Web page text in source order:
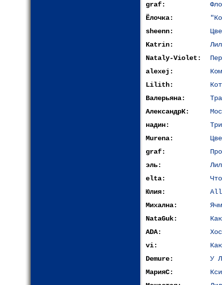
graf:
Ёлочка:
sheenn:
Katrin:
Nataly-Violet:
alexej:
Lilith:
Валерьяна:
АлександрК:
надин:
Murena:
graf:
эль:
elta:
Юлия:
Михална:
NataGuk:
ADA:
vi:
Demure:
У
МарияС: